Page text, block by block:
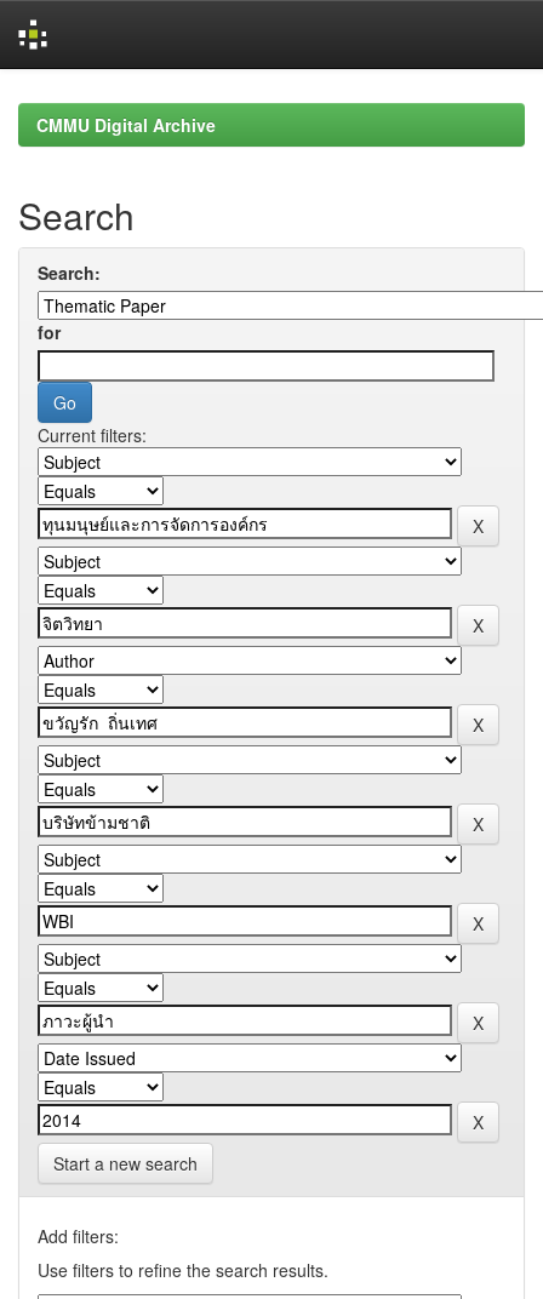
navigationCMMU Digital Archive
Search
Search:
for
Current filters:
Start a new search
Add filters:
Use filters to refine the search results.